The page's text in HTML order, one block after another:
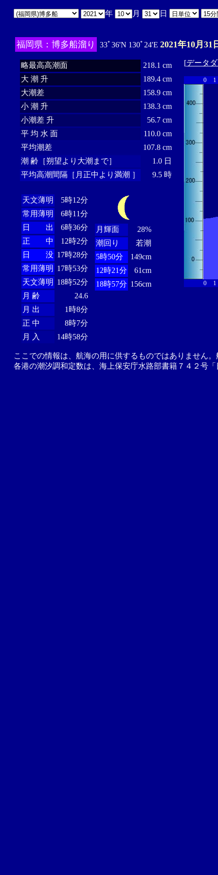
年 月 日
福岡県：博多船溜り 33ﾟ36'N 130ﾟ24'E 2021年10月31
略最高高潮面
218.1 cm
大 潮 升
189.4 cm
大潮差
158.9 cm
小 潮 升
138.3 cm
小潮差 升
56.7 cm
平 均 水 面
110.0 cm
平均潮差
107.8 cm
潮 齢［朔望より大潮まで］
1.0 日
平均高潮間隔［月正中より満潮 ］
9.5 時
天文薄明
5時12分
常用薄明
6時11分
日 出
6時36分
正 中
12時2分
日 没 17時28分
常用薄明 17時53分
天文薄明 18時52分
月 齢
24.6
月 出
1時8分
正 中
8時7分
月 入
14時58分
月輝面
28%
潮回り
若潮
5時50分
149cm
12時21分
61cm
18時57分 156cm
[データ
0 1
0 1
ここでの情報は、航海の用に供するものではありません
各港の潮汐調和定数は、海上保安庁水路部書籍７４２号